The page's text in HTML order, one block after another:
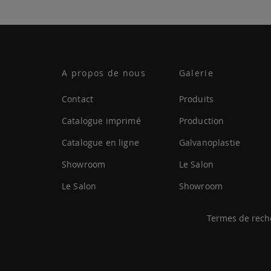
A propos de nous
Contact
Catalogue imprimé
Catalogue en ligne
Showroom
Le Salon
Galerie
Produits
Production
Galvanoplastie
Le Salon
Showroom
Termes de